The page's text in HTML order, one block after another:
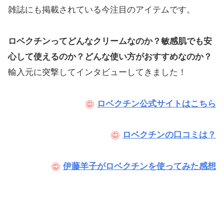
雑誌にも掲載されている今注目のアイテムです。
ロベクチンってどんなクリームなのか？敏感肌でも安
心して使えるのか？どんな使い方がおすすめなのか？
輸入元に突撃してインタビューしてきました！
ロベクチン公式サイトはこちら
ロベクチンの口コミは？
伊藤羊子がロベクチンを使ってみた感想